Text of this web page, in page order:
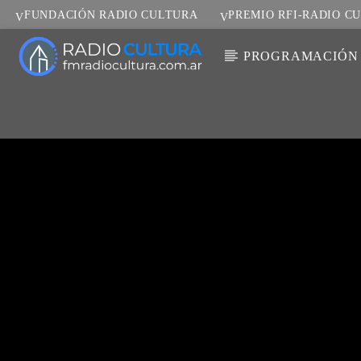
FUNDACIÓN RADIO CULTURA PREMIO RFI-RADIO
PROGRAMACIÓN